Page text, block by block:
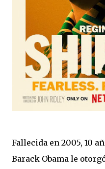
Fallecida en 2005, 10
Barack Obama le